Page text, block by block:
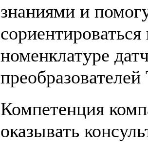
знаниями и
номенклатуре
Компетенция
оказывать